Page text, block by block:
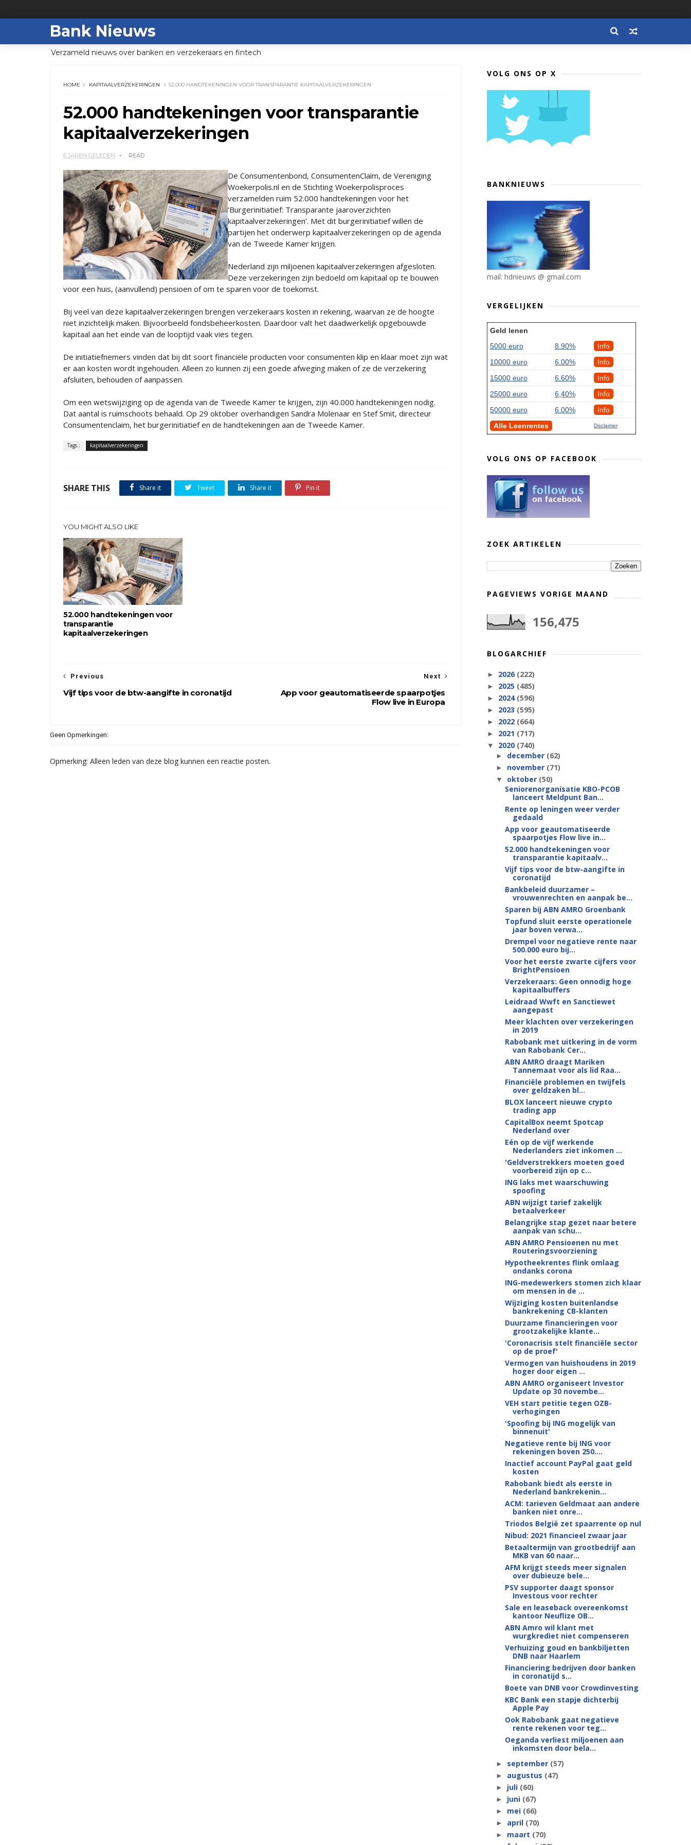
Bank Nieuws
Verzameld nieuws over banken en verzekeraars en fintech
HOME KAPITAALVERZEKERINGEN 52.000 HANDTEKENINGEN VOOR TRANSPARANTIE KAPITAALVERZEKERINGEN
52.000 handtekeningen voor transparantie
kapitaalverzekeringen
6 JAREN GELEDEN READ
De Consumentenbond, ConsumentenClaim, de Vereniging
Woekerpolis.nl en de Stichting Woekerpolisproces
verzamelden ruim 52.000 handtekeningen voor het
‘Burgerinitiatief: Transparante jaaroverzichten
kapitaalverzekeringen’. Met dit burgerinitiatief willen de
partijen het onderwerp kapitaalverzekeringen op de agenda
van de Tweede Kamer krijgen.
Nederland zijn miljoenen kapitaalverzekeringen afgesloten.
Deze verzekeringen zijn bedoeld om kapitaal op te bouwen
voor een huis, (aanvullend) pensioen of om te sparen voor de toekomst.
Bij veel van deze kapitaalverzekeringen brengen verzekeraars kosten in rekening, waarvan ze de hoogte
niet inzichtelijk maken. Bijvoorbeeld fondsbeheerkosten. Daardoor valt het daadwerkelijk opgebouwde
kapitaal aan het einde van de looptijd vaak vies tegen.
De initiatiefnemers vinden dat bij dit soort financiële producten voor consumenten klip en klaar moet zijn wat
er aan kosten wordt ingehouden. Alleen zo kunnen zij een goede afweging maken of ze de verzekering
afsluiten, behouden of aanpassen.
Om een wetswijziging op de agenda van de Tweede Kamer te krijgen, zijn 40.000 handtekeningen nodig.
Dat aantal is ruimschoots behaald. Op 29 oktober overhandigen Sandra Molenaar en Stef Smit, directeur
Consumentenclaim, het burgerinitiatief en de handtekeningen aan de Tweede Kamer.
Tags : kapitaalverzekeringen
SHARE THIS Share it Tweet Share it Pin it
YOU MIGHT ALSO LIKE
52.000 handtekeningen voor
transparantie
kapitaalverzekeringen
Next
App voor geautomatiseerde spaarpotjes
Flow live in Europa
Previous
Vijf tips voor de btw-aangifte in coronatijd
Geen Opmerkingen:
Opmerking: Alleen leden van deze blog kunnen een reactie posten.
VOLG ONS OP X
BANKNIEUWS
mail: hdnieuws @ gmail.com
VERGELIJKEN
Geld lenen
5000 euro
8.90%
Info
10000 euro
6.00%
Info
15000 euro
6.60%
Info
25000 euro
6,40%
Info
50000 euro
6.00%
Info
Alle Leenrentes
Disclaimer
VOLG ONS OP FACEBOOK
ZOEK ARTIKELEN
PAGEVIEWS VORIGE MAAND
156,475
BLOGARCHIEF
► 2026 (222)
► 2025 (485)
► 2024 (596)
► 2023 (595)
► 2022 (664)
► 2021 (717)
▼ 2020 (740)
► december (62)
► november (71)
▼ oktober (50)
Seniorenorganisatie KBO-PCOB
lanceert Meldpunt Ban...
Rente op leningen weer verder
gedaald
App voor geautomatiseerde
spaarpotjes Flow live in...
52.000 handtekeningen voor
transparantie kapitaalv...
Vijf tips voor de btw-aangifte in
coronatijd
Bankbeleid duurzamer –
vrouwenrechten en aanpak be...
Sparen bij ABN AMRO Groenbank
Topfund sluit eerste operationele
jaar boven verwa...
Drempel voor negatieve rente naar
500.000 euro bij...
Voor het eerste zwarte cijfers voor
BrightPensioen
Verzekeraars: Geen onnodig hoge
kapitaalbuffers
Leidraad Wwft en Sanctiewet
aangepast
Meer klachten over verzekeringen
in 2019
Rabobank met uitkering in de vorm
van Rabobank Cer...
ABN AMRO draagt Mariken
Tannemaat voor als lid Raa...
Financiële problemen en twijfels
over geldzaken bl...
BLOX lanceert nieuwe crypto
trading app
CapitalBox neemt Spotcap
Nederland over
Eén op de vijf werkende
Nederlanders ziet inkomen ...
'Geldverstrekkers moeten goed
voorbereid zijn op c...
ING laks met waarschuwing
spoofing
ABN wijzigt tarief zakelijk
betaalverkeer
Belangrijke stap gezet naar betere
aanpak van schu...
ABN AMRO Pensioenen nu met
Routeringsvoorziening
Hypotheekrentes flink omlaag
ondanks corona
ING-medewerkers stomen zich klaar
om mensen in de ...
Wijziging kosten buitenlandse
bankrekening CB-klanten
Duurzame financieringen voor
grootzakelijke klante...
'Coronacrisis stelt financiële sector
op de proef'
Vermogen van huishoudens in 2019
hoger door eigen ...
ABN AMRO organiseert Investor
Update op 30 novembe...
VEH start petitie tegen OZB-
verhogingen
'Spoofing bij ING mogelijk van
binnenuit'
Negatieve rente bij ING voor
rekeningen boven 250....
Inactief account PayPal gaat geld
kosten
Rabobank biedt als eerste in
Nederland bankrekenin...
ACM: tarieven Geldmaat aan andere
banken niet onre...
Triodos België zet spaarrente op nul
Nibud: 2021 financieel zwaar jaar
Betaaltermijn van grootbedrijf aan
MKB van 60 naar...
AFM krijgt steeds meer signalen
over dubieuze bele...
PSV supporter daagt sponsor
Investous voor rechter
Sale en leaseback overeenkomst
kantoor Neuflize OB...
ABN Amro wil klant met
wurgkrediet niet compenseren
Verhuizing goud en bankbiljetten
DNB naar Haarlem
Financiering bedrijven door banken
in coronatijd s...
Boete van DNB voor Crowdinvesting
KBC Bank een stapje dichterbij
Apple Pay
Ook Rabobank gaat negatieve
rente rekenen voor teg...
Oeganda verliest miljoenen aan
inkomsten door bela...
► september (57)
► augustus (47)
► juli (60)
► juni (67)
► mei (66)
► april (70)
► maart (70)